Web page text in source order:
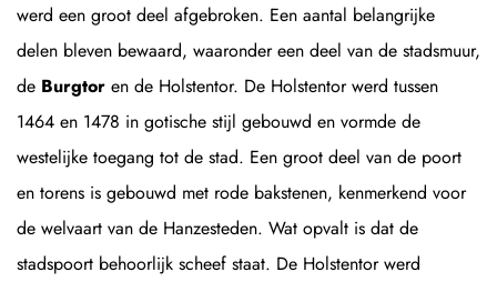
werd een groot deel afgebroken. Een aantal belangrijke
delen bleven bewaard, waaronder een deel van de stadsmuur,
de Burgtor en de Holstentor. De Holstentor werd tussen
1464 en 1478 in gotische stijl gebouwd en vormde de
westelijke toegang tot de stad. Een groot deel van de poort
en torens is gebouwd met rode bakstenen, kenmerkend voor
de welvaart van de Hanzesteden. Wat opvalt is dat de
stadspoort behoorlijk scheef staat. De Holstentor werd